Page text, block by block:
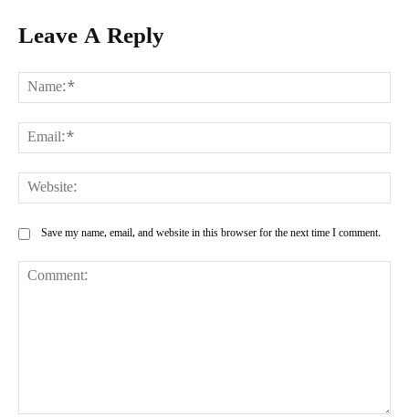
Leave A Reply
Save my name, email, and website in this browser for the next time I comment.